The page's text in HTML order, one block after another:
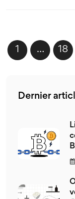
1 … 18
Dernier